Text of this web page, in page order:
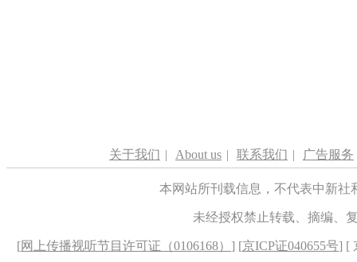
关于我们 | About us | 联系我们 | 广告服务
本网站所刊载信息，不代表中新
未经授权禁止转载、摘编、
[网上传播视听节目许可证（0106168） ] [京ICP证040655号] [